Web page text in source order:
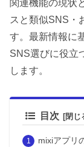
関連機能の現状
スと類似SNS・
す。最新情報に
SNS選びに役立
します。
目次
mixiアプリ